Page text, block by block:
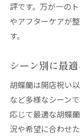
評です。万が一の
やアフターケアが
す。
シーン別に最
胡蝶蘭は開店祝い
など多様なシーン
応じて最適な胡蝶
況や希望に合わせ